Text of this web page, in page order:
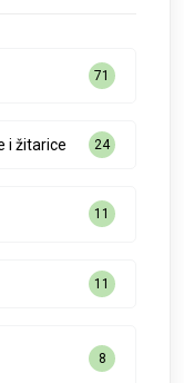
71
i žitarice 24
11
11
8